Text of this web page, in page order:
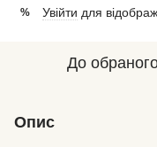
% Увійти для
До
Опис